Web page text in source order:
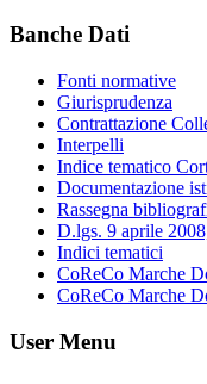
Banche Dati
Fonti normative
Giurisprudenza
Contrattazione
Interpelli
Indice tematico
Documentazione
Rassegna
D.lgs. 9 aprile
Indici tematici
CoReCo Marche
CoReCo Marche
User Menu